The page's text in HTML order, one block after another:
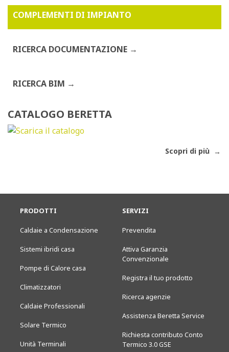
COMPLEMENTI DI IMPIANTO
RICERCA DOCUMENTAZIONE
RICERCA BIM
CATALOGO BERETTA
Scopri di più
PRODOTTI
Caldaie a Condensazione
Sistemi ibridi casa
Pompe di Calore casa
Climatizzatori
Caldaie Professionali
Solare Termico
Unità Terminali
SERVIZI
Prevendita
Attiva Garanzia
Convenzionale
Registra il tuo prodotto
Ricerca agenzie
Assistenza Beretta Service
Richiesta contributo Conto
Termico 3.0 GSE